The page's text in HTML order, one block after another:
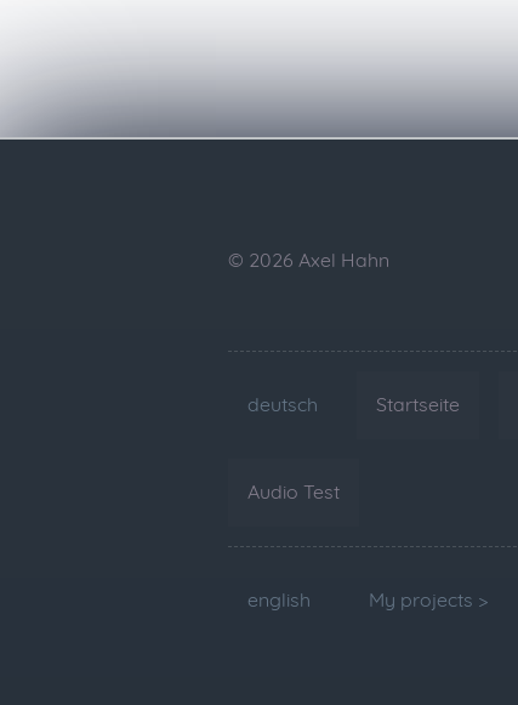
© 2026 Axel Hahn
deutsch Startseite
Audio Test
english My projects >